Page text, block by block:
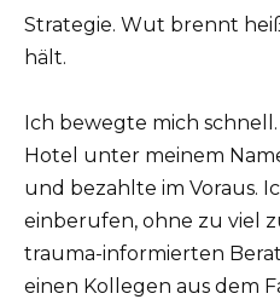
Strategie. Wut brennt
hält.
Ich bewegte mich
Hotel unter meinem
und bezahlte im Voraus.
einberufen, ohne zu viel
trauma-informierten
einen Kollegen aus dem